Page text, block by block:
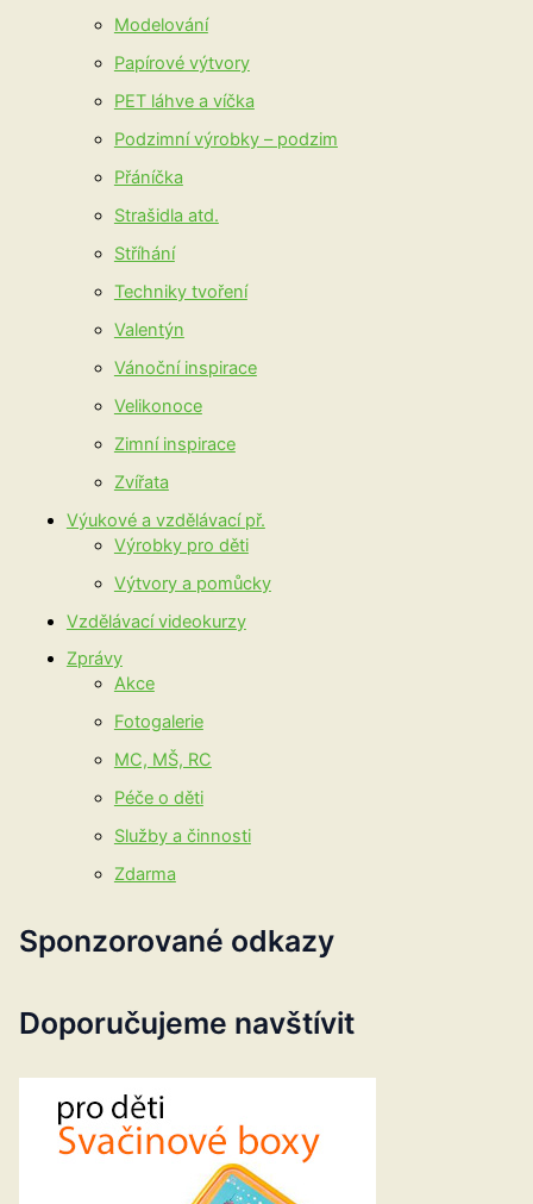
Modelování
Papírové výtvory
PET láhve a víčka
Podzimní výrobky – podzim
Přáníčka
Strašidla atd.
Stříhání
Techniky tvoření
Valentýn
Vánoční inspirace
Velikonoce
Zimní inspirace
Zvířata
Výukové a vzdělávací př.
Výrobky pro děti
Výtvory a pomůcky
Vzdělávací videokurzy
Zprávy
Akce
Fotogalerie
MC, MŠ, RC
Péče o děti
Služby a činnosti
Zdarma
Sponzorované odkazy
Doporučujeme navštívit